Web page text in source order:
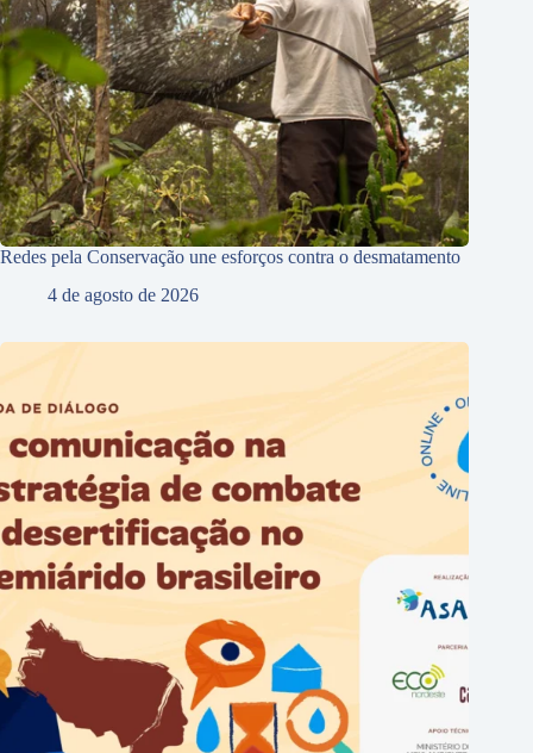
Redes pela Conservação une esforços contra o desmatamento
4 de agosto de 2026